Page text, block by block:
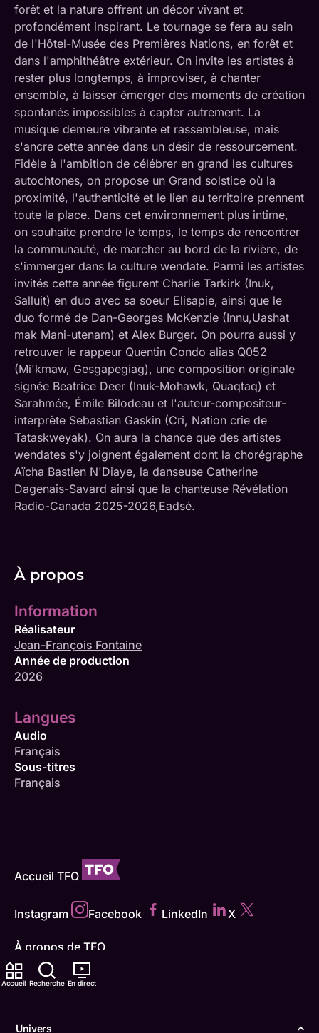
Accueil Recherche En direct
Univers
forêt et la nature offrent un décor vivant et
profondément inspirant. Le tournage se fera au sein
de l'Hôtel-Musée des Premières Nations, en forêt et
dans l'amphithéâtre extérieur. On invite les artistes à
rester plus longtemps, à improviser, à chanter
ensemble, à laisser émerger des moments de création
spontanés impossibles à capter autrement. La
musique demeure vibrante et rassembleuse, mais
s'ancre cette année dans un désir de ressourcement.
Fidèle à l'ambition de célébrer en grand les cultures
autochtones, on propose un Grand solstice où la
proximité, l'authenticité et le lien au territoire prennent
toute la place. Dans cet environnement plus intime,
on souhaite prendre le temps, le temps de rencontrer
la communauté, de marcher au bord de la rivière, de
s'immerger dans la culture wendate. Parmi les artistes
invités cette année figurent Charlie Tarkirk (Inuk,
Salluit) en duo avec sa soeur Elisapie, ainsi que le
duo formé de Dan-Georges McKenzie (Innu,Uashat
mak Mani-utenam) et Alex Burger. On pourra aussi y
retrouver le rappeur Quentin Condo alias Q052
(Mi'kmaw, Gesgapegiag), une composition originale
signée Beatrice Deer (Inuk-Mohawk, Quaqtaq) et
Sarahmée, Émile Bilodeau et l'auteur-compositeur-
interprète Sebastian Gaskin (Cri, Nation crie de
Tataskweyak). On aura la chance que des artistes
wendates s'y joignent également dont la chorégraphe
Aïcha Bastien N'Diaye, la danseuse Catherine
Dagenais-Savard ainsi que la chanteuse Révélation
Radio-Canada 2025-2026,Eadsé.
À propos
Information
Réalisateur
Jean-François Fontaine
Année de production
2026
Langues
Audio
Français
Sous-titres
Français
Accueil TFO
Instagram Facebook LinkedIn X
À propos de TFO
Grille horaire